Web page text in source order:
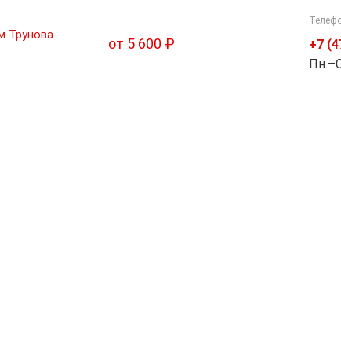
Трунова
от 5 600 ₽
+7